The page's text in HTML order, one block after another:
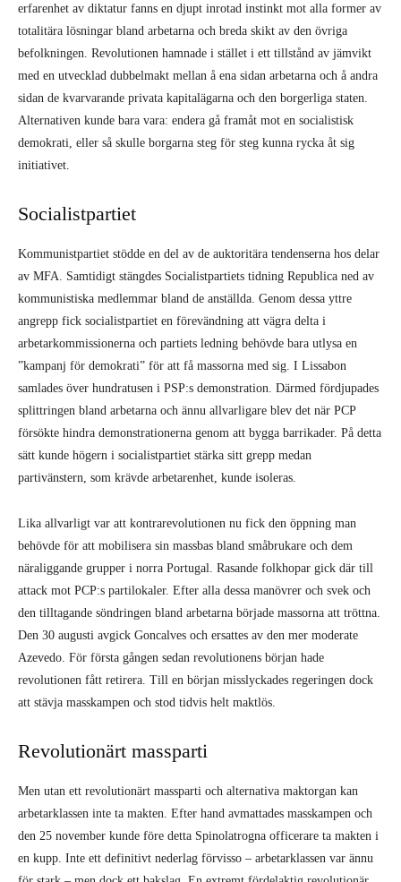
erfarenhet av diktatur fanns en djupt inrotad instinkt mot alla former av
totalitära lösningar bland arbetarna och breda skikt av den övriga
befolkningen. Revolutionen hamnade i stället i ett tillstånd av jämvikt
med en utvecklad dubbelmakt mellan å ena sidan arbetarna och å andra
sidan de kvarvarande privata kapitalägarna och den borgerliga staten.
Alternativen kunde bara vara: endera gå framåt mot en socialistisk
demokrati, eller så skulle borgarna steg för steg kunna rycka åt sig
initiativet.
Socialistpartiet
Kommunistpartiet stödde en del av de auktoritära tendenserna hos delar
av MFA. Samtidigt stängdes Socialistpartiets tidning Republica ned av
kommunistiska medlemmar bland de anställda. Genom dessa yttre
angrepp fick socialistpartiet en förevändning att vägra delta i
arbetarkommissionerna och partiets ledning behövde bara utlysa en
”kampanj för demokrati” för att få massorna med sig. I Lissabon
samlades över hundratusen i PSP:s demonstration. Därmed fördjupades
splittringen bland arbetarna och ännu allvarligare blev det när PCP
försökte hindra demonstrationerna genom att bygga barrikader. På detta
sätt kunde högern i socialistpartiet stärka sitt grepp medan
partivänstern, som krävde arbetarenhet, kunde isoleras.
Lika allvarligt var att kontrarevolutionen nu fick den öppning man
behövde för att mobilisera sin massbas bland småbrukare och dem
näraliggande grupper i norra Portugal. Rasande folkhopar gick där till
attack mot PCP:s partilokaler. Efter alla dessa manövrer och svek och
den tilltagande söndringen bland arbetarna började massorna att tröttna.
Den 30 augusti avgick Goncalves och ersattes av den mer moderate
Azevedo. För första gången sedan revolutionens början hade
revolutionen fått retirera. Till en början misslyckades regeringen dock
att stävja masskampen och stod tidvis helt maktlös.
Revolutionärt massparti
Men utan ett revolutionärt massparti och alternativa maktorgan kan
arbetarklassen inte ta makten. Efter hand avmattades masskampen och
den 25 november kunde före detta Spinolatrogna officerare ta makten i
en kupp. Inte ett definitivt nederlag förvisso – arbetarklassen var ännu